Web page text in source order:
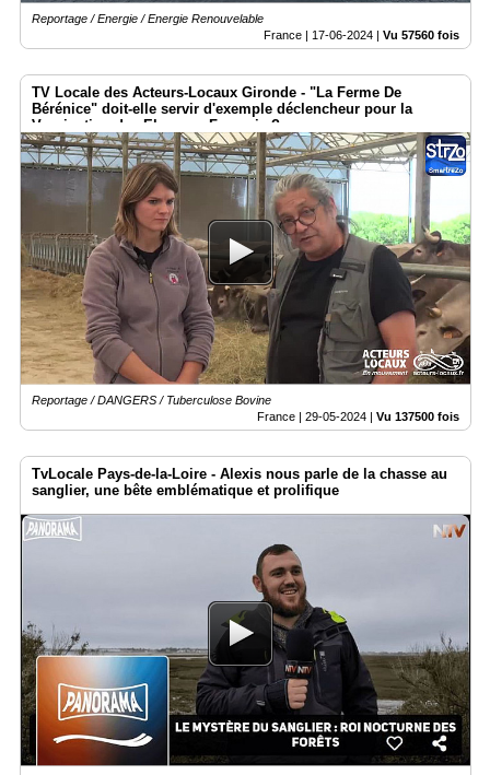
Reportage / Energie / Energie Renouvelable
France | 17-06-2024 | Vu 57560 fois
TV Locale des Acteurs-Locaux Gironde - "La Ferme De
Bérénice" doit-elle servir d'exemple déclencheur pour la
Vaccination des Elevages Français ?
Reportage / DANGERS / Tuberculose Bovine
France | 29-05-2024 | Vu 137500 fois
TvLocale Pays-de-la-Loire - Alexis nous parle de la chasse au
sanglier, une bête emblématique et prolifique